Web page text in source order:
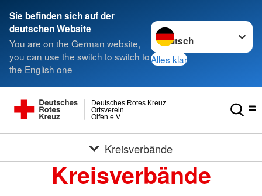
Sie befinden sich auf der
deutschen Website
You are on the German website,
you can use the switch to switch to
the English one
Sprache wechseln zu
Alles klar
Olfen e.V.
Ortsverein
Deutsches Rotes Kreuz
Kreisverbände
Kreisverbände